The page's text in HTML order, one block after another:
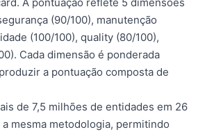
(90/100), manutenção
(100/100), quality (80/100),
Cada dimensão é ponderada
a pontuação composta de
de 7,5 milhões de entidades em 26
mesma metodologia, permitindo